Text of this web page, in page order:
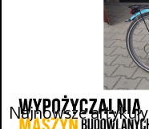
Najnowsze artykuły